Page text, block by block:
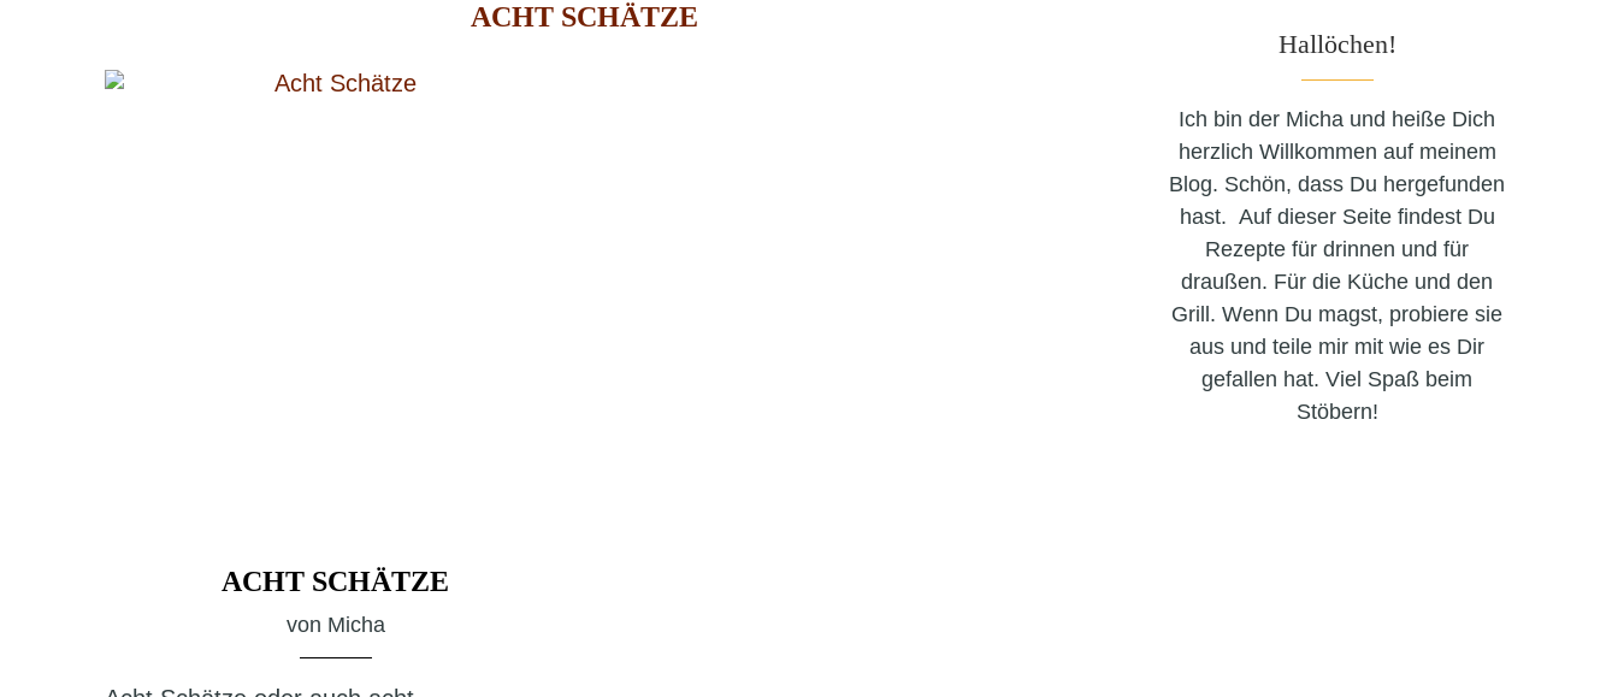
ACHT SCHÄTZE
ACHT SCHÄTZE
von Micha
Hallöchen!
Ich bin der Micha und heiße Dich
herzlich Willkommen auf meinem
Blog. Schön, dass Du hergefunden
hast. Auf dieser Seite findest Du
Rezepte für drinnen und für
draußen. Für die Küche und den
Grill. Wenn Du magst, probiere sie
aus und teile mir mit wie es Dir
gefallen hat. Viel Spaß beim
Stöbern!